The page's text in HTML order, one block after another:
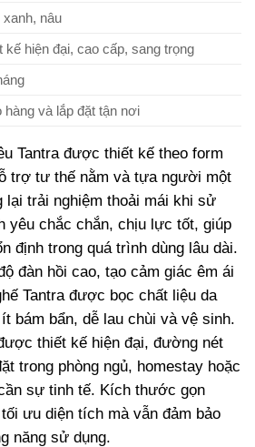
xanh, nâu
kế hiện đại, cao cấp, sang trọng
hàng và lắp đặt tận nơi
Tantra được thiết kế theo form
trợ tư thế nằm và tựa người một
lại trải nghiệm thoải mái khi sử
yêu chắc chắn, chịu lực tốt, giúp
định trong quá trình dùng lâu dài.
đàn hồi cao, tạo cảm giác êm ái
Tantra được bọc chất liệu da
bám bẩn, dễ lau chùi và vệ sinh.
thiết kế hiện đại, đường nét
trong phòng ngủ, homestay hoặc
sự tinh tế. Kích thước gọn
ưu diện tích mà vẫn đảm bảo
năng sử dụng.